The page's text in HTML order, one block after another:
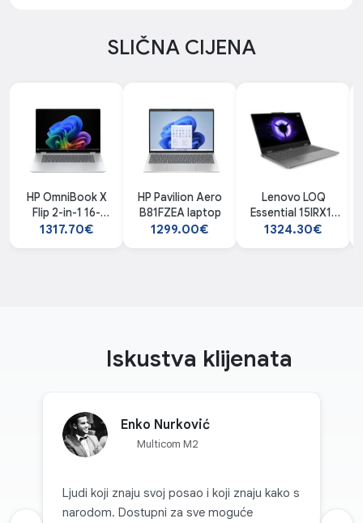
SLIČNA CIJENA
HP OmniBook X
Flip 2-in-1 16-
as0017nn laptop
1317.70€
HP Pavilion Aero
B81FZEA laptop
1299.00€
Lenovo LOQ
Essential 15IRX11
83SC007GYA
1324.30€
Iskustva klijenata
Enko Nurković
Multicom M2
Ljudi koji znaju svoj posao i koji znaju kako s
narodom. Dostupni za sve moguće